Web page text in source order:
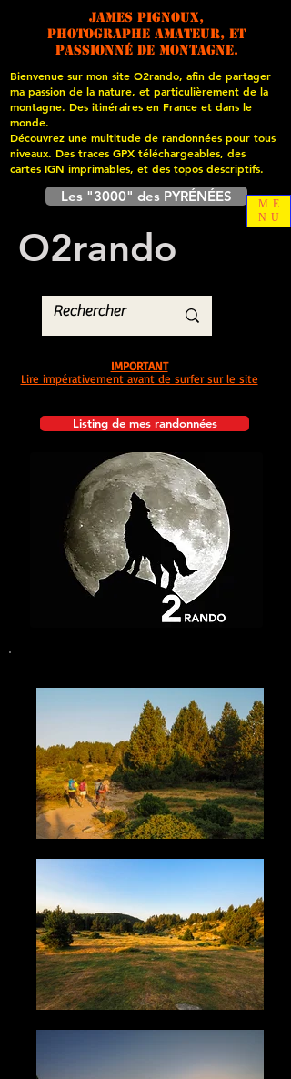
James PIGNOUX,
photographe amateur, et
passionné de montagne.
Bienvenue sur mon site O2rando, afin de partager
ma passion de la nature, et particulièrement de la
montagne. Des itinéraires en France et dans le
monde.
Découvrez une multitude de randonnées pour tous
niveaux. Des traces GPX téléchargeables, des
cartes IGN imprimables, et des topos descriptifs.
Les "3000" des PYRÉNÉES
O2rando
Listing de mes randonnées
IMPORTANT
Lire impérativement avant de surfer sur le site
ME
NU